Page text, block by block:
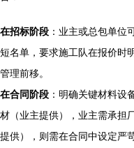
在招标阶段 ：业主或总包单位
短名单，要求施工队在报价时
管理前移。
在合同阶段 ：明确关键材料设
材（业主提供），业主需承担
提供），则需在合同中设定严